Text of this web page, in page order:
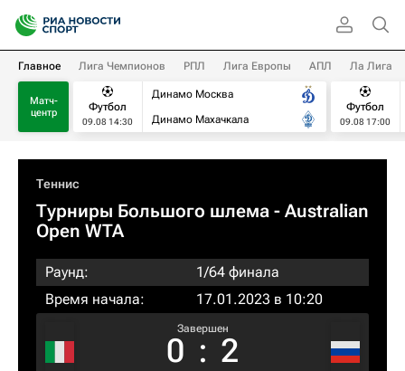
Главное Лига Чемпионов РПЛ Лига Европы АПЛ Ла Лига
Матч-
центр
Футбол
09.08 14:30
Динамо Москва
Динамо Махачкала
Футбол
09.08 17:00
Теннис
Турниры Большого шлема - Australian
Open WTA
Раунд:
1/64 финала
Время начала:
17.01.2023 в 10:20
Завершен
0 : 2